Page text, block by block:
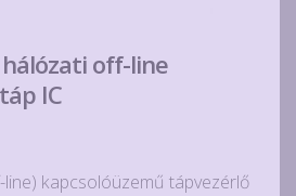
hálózati off-line
IC
kapcsolóüzemű tápvezérlő